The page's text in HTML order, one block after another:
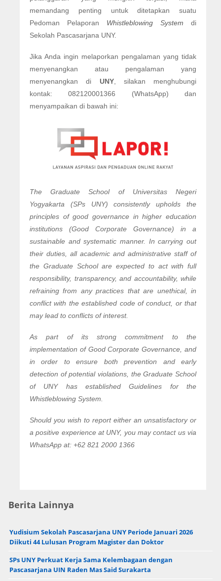
memandang penting untuk ditetapkan suatu
Pedoman Pelaporan Whistleblowing System di
Sekolah Pascasarjana UNY.
Jika Anda ingin melaporkan pengalaman yang tidak
menyenangkan atau pengalaman yang
menyenangkan di UNY, silakan menghubungi
kontak: 082120001366 (WhatsApp) dan
menyampaikan di bawah ini:
The Graduate School of Universitas Negeri
Yogyakarta (SPs UNY) consistently upholds the
principles of good governance in higher education
institutions (Good Corporate Governance) in a
sustainable and systematic manner. In carrying out
their duties, all academic and administrative staff of
the Graduate School are expected to act with full
responsibility, transparency, and accountability, while
refraining from any practices that are unethical, in
conflict with the established code of conduct, or that
may lead to conflicts of interest.
As part of its strong commitment to the
implementation of Good Corporate Governance, and
in order to ensure both prevention and early
detection of potential violations, the Graduate School
of UNY has established Guidelines for the
Whistleblowing System.
Should you wish to report either an unsatisfactory or
a positive experience at UNY, you may contact us via
WhatsApp at: +62 821 2000 1366
Berita Lainnya
Yudisium Sekolah Pascasarjana UNY Periode Januari 2026
Diikuti 44 Lulusan Program Magister dan Doktor
SPs UNY Perkuat Kerja Sama Kelembagaan dengan
Pascasarjana UIN Raden Mas Said Surakarta